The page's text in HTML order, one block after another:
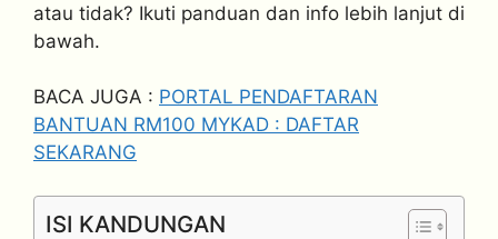
atau tidak? Ikuti panduan dan info lebih lanjut di
bawah.
BACA JUGA : PORTAL PENDAFTARAN
BANTUAN RM100 MYKAD : DAFTAR
SEKARANG
ISI KANDUNGAN